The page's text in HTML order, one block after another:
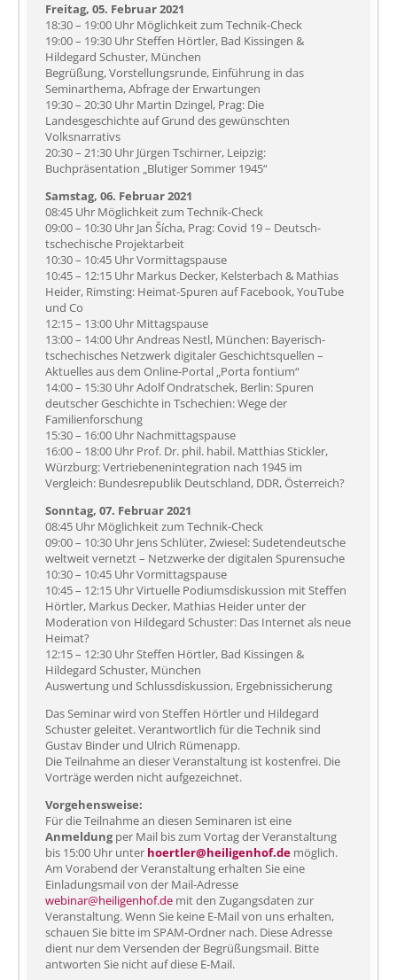
Freitag, 05. Februar 2021
18:30 – 19:00 Uhr Möglichkeit zum Technik-Check
19:00 – 19:30 Uhr Steffen Hörtler, Bad Kissingen &
Hildegard Schuster, München
Begrüßung, Vorstellungsrunde, Einführung in das
Seminarthema, Abfrage der Erwartungen
19:30 – 20:30 Uhr Martin Dzingel, Prag: Die
Landesgeschichte auf Grund des gewünschten
Volksnarrativs
20:30 – 21:30 Uhr Jürgen Tschirner, Leipzig:
Buchpräsentation „Blutiger Sommer 1945“
Samstag, 06. Februar 2021
08:45 Uhr Möglichkeit zum Technik-Check
09:00 – 10:30 Uhr Jan Šícha, Prag: Covid 19 – Deutsch-
tschechische Projektarbeit
10:30 – 10:45 Uhr Vormittagspause
10:45 – 12:15 Uhr Markus Decker, Kelsterbach & Mathias
Heider, Rimsting: Heimat-Spuren auf Facebook, YouTube
und Co
12:15 – 13:00 Uhr Mittagspause
13:00 – 14:00 Uhr Andreas Nestl, München: Bayerisch-
tschechisches Netzwerk digitaler Geschichtsquellen –
Aktuelles aus dem Online-Portal „Porta fontium“
14:00 – 15:30 Uhr Adolf Ondratschek, Berlin: Spuren
deutscher Geschichte in Tschechien: Wege der
Familienforschung
15:30 – 16:00 Uhr Nachmittagspause
16:00 – 18:00 Uhr Prof. Dr. phil. habil. Matthias Stickler,
Würzburg: Vertriebenenintegration nach 1945 im
Vergleich: Bundesrepublik Deutschland, DDR, Österreich?
Sonntag, 07. Februar 2021
08:45 Uhr Möglichkeit zum Technik-Check
09:00 – 10:30 Uhr Jens Schlüter, Zwiesel: Sudetendeutsche
weltweit vernetzt – Netzwerke der digitalen Spurensuche
10:30 – 10:45 Uhr Vormittagspause
10:45 – 12:15 Uhr Virtuelle Podiumsdiskussion mit Steffen
Hörtler, Markus Decker, Mathias Heider unter der
Moderation von Hildegard Schuster: Das Internet als neue
Heimat?
12:15 – 12:30 Uhr Steffen Hörtler, Bad Kissingen &
Hildegard Schuster, München
Auswertung und Schlussdiskussion, Ergebnissicherung
Das Seminar wird von Steffen Hörtler und Hildegard
Schuster geleitet. Verantwortlich für die Technik sind
Gustav Binder und Ulrich Rümenapp.
Die Teilnahme an dieser Veranstaltung ist kostenfrei. Die
Vorträge werden nicht aufgezeichnet.
Vorgehensweise:
Für die Teilnahme an diesen Seminaren ist eine
Anmeldung per Mail bis zum Vortag der Veranstaltung
bis 15:00 Uhr unter hoertler@heiligenhof.de möglich.
Am Vorabend der Veranstaltung erhalten Sie eine
Einladungsmail von der Mail-Adresse
webinar@heiligenhof.de mit den Zugangsdaten zur
Veranstaltung. Wenn Sie keine E-Mail von uns erhalten,
schauen Sie bitte im SPAM-Ordner nach. Diese Adresse
dient nur dem Versenden der Begrüßungsmail. Bitte
antworten Sie nicht auf diese E-Mail.